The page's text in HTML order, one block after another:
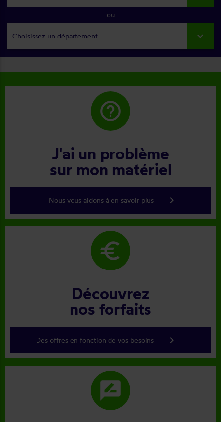
ou
Choisissez un département
help_outline
J'ai un problème
sur mon matériel
Nous vous aidons à en savoir plus keyboard_arrow_right
euro
Découvrez
nos forfaits
Des offres en fonction de vos besoins keyboard_arrow_right
rate_review